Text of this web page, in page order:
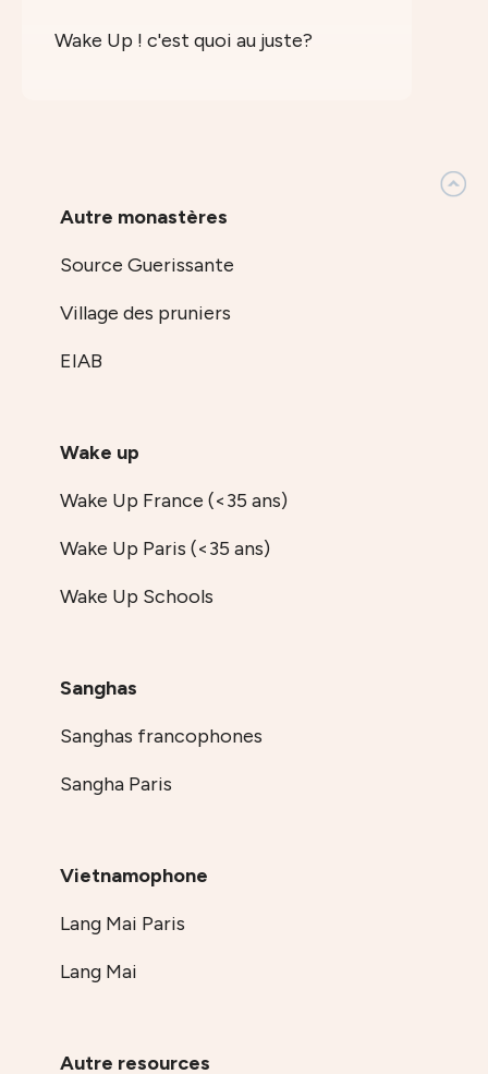
Wake Up ! c'est quoi au juste?
Autre monastères
Source Guerissante
Village des pruniers
EIAB
Wake up
Wake Up France (<35 ans)
Wake Up Paris (<35 ans)
Wake Up Schools
Sanghas
Sanghas francophones
Sangha Paris
Vietnamophone
Lang Mai Paris
Lang Mai
Autre resources